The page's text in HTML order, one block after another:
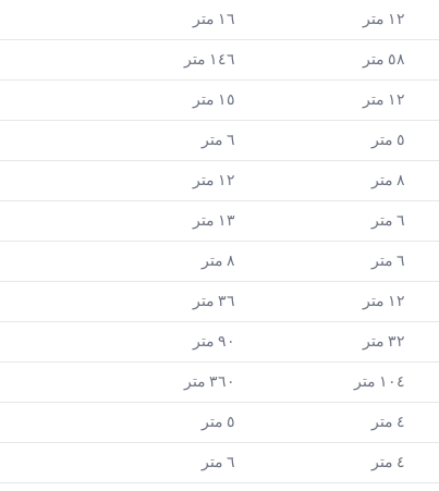
١٦ متر ١٢ متر
١٤٦ متر ٥٨ متر
١٥ متر ١٢ متر
٦ متر ٥ متر
١٢ متر ٨ متر
١٣ متر ٦ متر
٨ متر ٦ متر
٣٦ متر ١٢ متر
٩٠ متر ٣٢ متر
٣٦٠ متر ١٠٤ متر
٥ متر ٤ متر
٦ متر ٤ متر